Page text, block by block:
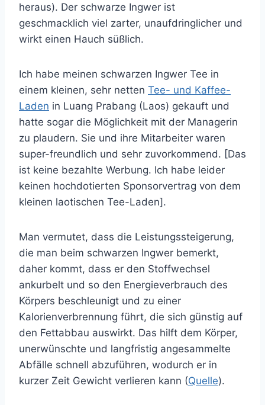
heraus). Der schwarze Ingwer ist
geschmacklich viel zarter, unaufdringlicher und
wirkt einen Hauch süßlich.
Ich habe meinen schwarzen Ingwer Tee in
einem kleinen, sehr netten Tee- und Kaffee-
Laden in Luang Prabang (Laos) gekauft und
hatte sogar die Möglichkeit mit der Managerin
zu plaudern. Sie und ihre Mitarbeiter waren
super-freundlich und sehr zuvorkommend. [Das
ist keine bezahlte Werbung. Ich habe leider
keinen hochdotierten Sponsorvertrag von dem
kleinen laotischen Tee-Laden].
Man vermutet, dass die Leistungssteigerung,
die man beim schwarzen Ingwer bemerkt,
daher kommt, dass er den Stoffwechsel
ankurbelt und so den Energieverbrauch des
Körpers beschleunigt und zu einer
Kalorienverbrennung führt, die sich günstig auf
den Fettabbau auswirkt. Das hilft dem Körper,
unerwünschte und langfristig angesammelte
Abfälle schnell abzuführen, wodurch er in
kurzer Zeit Gewicht verlieren kann (Quelle).